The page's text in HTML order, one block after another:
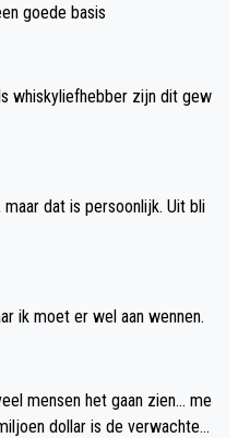
goede basis
whiskyliefhebber zijn dit gew
dat is persoonlijk. Uit bli
ik moet er wel aan wennen.
mensen het gaan zien... me
dollar is de verwachte